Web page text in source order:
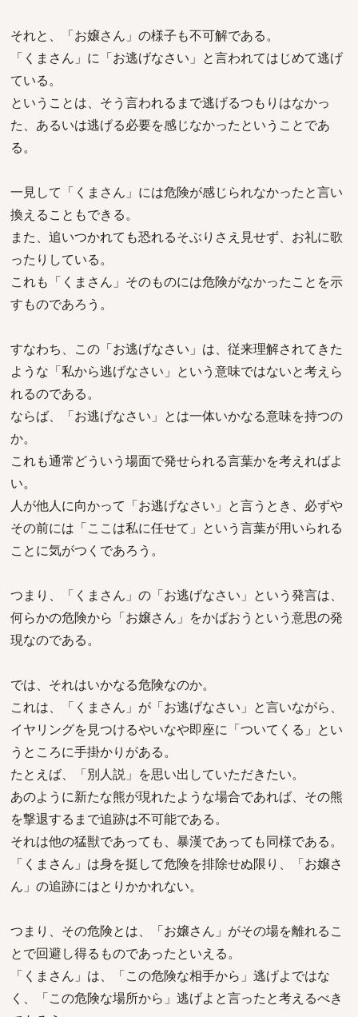
それと、「お嬢さん」の様子も不可解である。
「くまさん」に「お逃げなさい」と言われてはじめて逃げ
ている。
ということは、そう言われるまで逃げるつもりはなかっ
た、あるいは逃げる必要を感じなかったということであ
る。
一見して「くまさん」には危険が感じられなかったと言い
換えることもできる。
また、追いつかれても恐れるそぶりさえ見せず、お礼に歌
ったりしている。
これも「くまさん」そのものには危険がなかったことを示
すものであろう。
すなわち、この「お逃げなさい」は、従来理解されてきた
ような「私から逃げなさい」という意味ではないと考えら
れるのである。
ならば、「お逃げなさい」とは一体いかなる意味を持つの
か。
これも通常どういう場面で発せられる言葉かを考えればよ
い。
人が他人に向かって「お逃げなさい」と言うとき、必ずや
その前には「ここは私に任せて」という言葉が用いられる
ことに気がつくであろう。
つまり、「くまさん」の「お逃げなさい」という発言は、
何らかの危険から「お嬢さん」をかばおうという意思の発
現なのである。
では、それはいかなる危険なのか。
これは、「くまさん」が「お逃げなさい」と言いながら、
イヤリングを見つけるやいなや即座に「ついてくる」とい
うところに手掛かりがある。
たとえば、「別人説」を思い出していただきたい。
あのように新たな熊が現れたような場合であれば、その熊
を撃退するまで追跡は不可能である。
それは他の猛獣であっても、暴漢であっても同様である。
「くまさん」は身を挺して危険を排除せぬ限り、「お嬢さ
ん」の追跡にはとりかかれない。
つまり、その危険とは、「お嬢さん」がその場を離れるこ
とで回避し得るものであったといえる。
「くまさん」は、「この危険な相手から」逃げよではな
く、「この危険な場所から」逃げよと言ったと考えるべき